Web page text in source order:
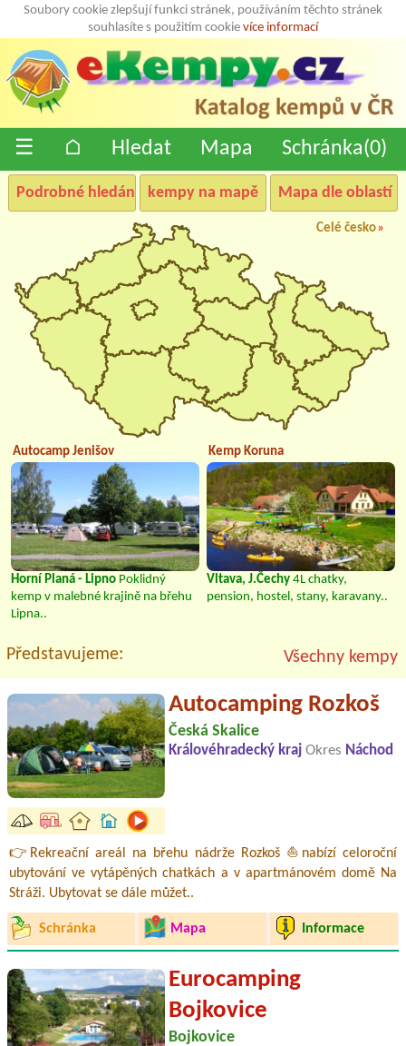
Soubory cookie zlepšují funkci stránek, používáním těchto stránek
souhlasíte s použitím cookie více informací
☰ ⌂ Hledat Mapa Schránka(0)
Podrobné hledání kempy na mapě Mapa dle oblastí
Celé česko»
Autocamp Jenišov
Horní Planá - Lipno Poklidný
kemp v malebné krajině na břehu
Lipna..
Kemp Koruna
Vltava, J.Čechy 4L chatky,
pension, hostel, stany, karavany..
Představujeme: Všechny kempy
Autocamping Rozkoš
Česká Skalice
Královéhradecký kraj Okres Náchod
👉Rekreační areál na břehu nádrže Rozkoš ⛵nabízí celoroční
ubytování ve vytápěných chatkách a v apartmánovém domě Na
Stráži. Ubytovat se dále můžet..
Schránka Mapa Informace
Eurocamping
Bojkovice
Bojkovice